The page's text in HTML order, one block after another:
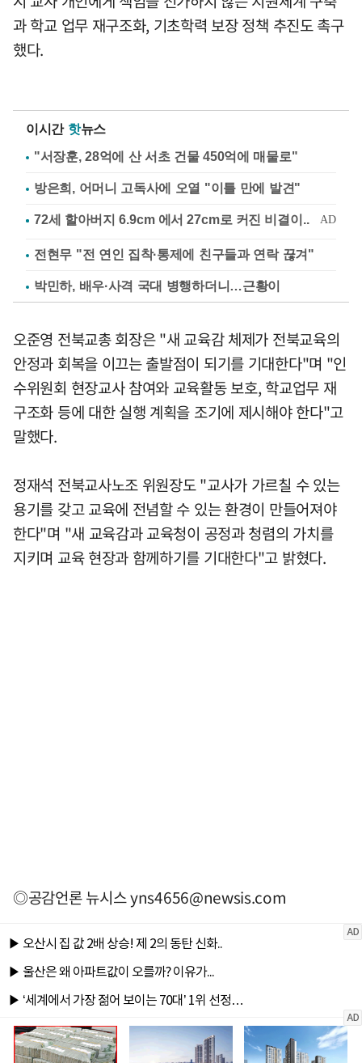
과 학교 업무 재구조화, 기초학력 보장 정책 추진도 촉구
했다.
이시간 핫뉴스
"서장훈, 28억에 산 서초 건물 450억에 매물로"
방은희, 어머니 고독사에 오열 "이틀 만에 발견"
전현무 "전 연인 집착·통제에 친구들과 연락 끊겨"
박민하, 배우·사격 국대 병행하더니…근황이
오준영 전북교총 회장은 "새 교육감 체제가 전북교육의
안정과 회복을 이끄는 출발점이 되기를 기대한다"며 "인
수위원회 현장교사 참여와 교육활동 보호, 학교업무 재
구조화 등에 대한 실행 계획을 조기에 제시해야 한다"고
말했다.
정재석 전북교사노조 위원장도 "교사가 가르칠 수 있는
용기를 갖고 교육에 전념할 수 있는 환경이 만들어져야
한다"며 "새 교육감과 교육청이 공정과 청렴의 가치를
지키며 교육 현장과 함께하기를 기대한다"고 밝혔다.
◎공감언론 뉴시스yns4656@newsis.com